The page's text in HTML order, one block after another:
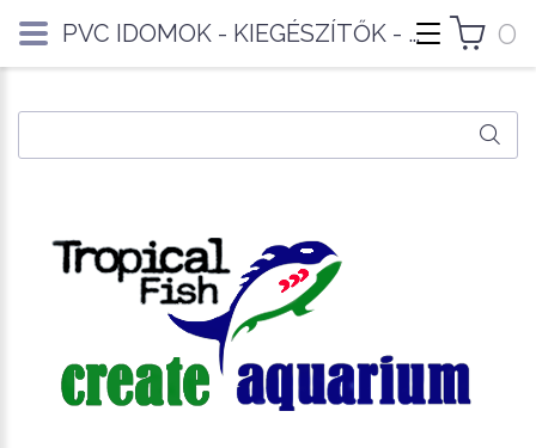
0
PVC IDOMOK - KIEGÉSZÍTŐK - RAGASZTÓK